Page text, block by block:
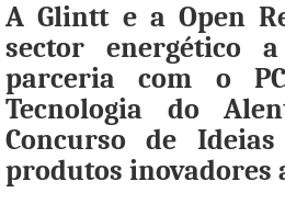
A Glintt e a Open
sector energético
parceria com o
Tecnologia do
Concurso de
produtos inovadores